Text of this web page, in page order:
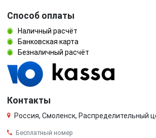
Способ оплаты
Наличный расчёт
Банковская карта
Безналичный расчёт
Контакты
Россия, Смоленск, Распределительный
Бесплатный номер